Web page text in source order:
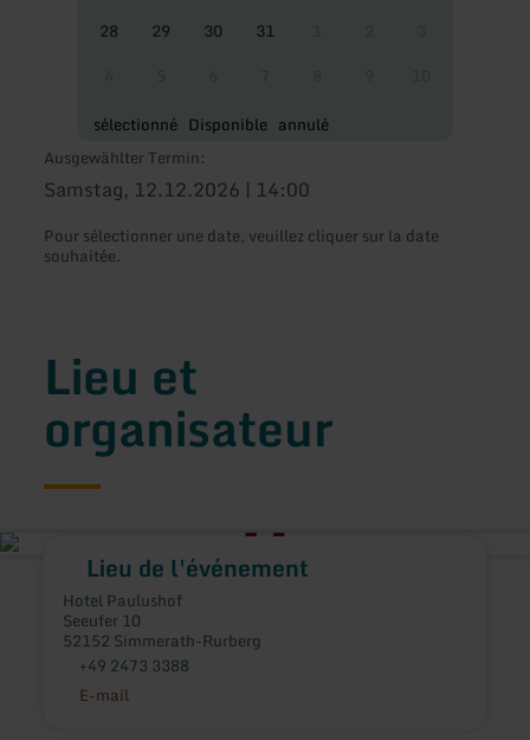
28
29 30 31
sélectionné Disponible annulé
Ausgewählter Termin:
Samstag, 12.12.2026 | 14:00
Pour sélectionner une date, veuillez cliquer sur la date
souhaitée.
Lieu et
organisateur
Lieu de l'événement
Hotel Paulushof
Seeufer 10
52152 Simmerath-Rurberg
+49 2473 3388
E-mail